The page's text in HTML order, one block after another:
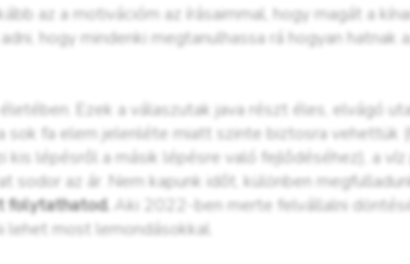
az a motivációm az írásaimmal, hogy magát a
hogy mindenki megtanulhassa rá hogyan hatnak
Ezek a válaszutak java részt éles, elvágó
fa elem jelenléte miatt szinte biztosra vehettük
lépésről a másik lépésre való fejlődéséhez), a
az ár. Nem kapunk időt, különben
folytathatod. Aki 2022-ben merte felvállalni
lehet most lemondásokkal.